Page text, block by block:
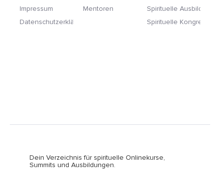
Impressum
Datenschutzerklärung
Mentoren
Spirituelle
Spirituelle Kongresse
Dein Verzeichnis für spirituelle Onlinekurse,
Summits und Ausbildungen.